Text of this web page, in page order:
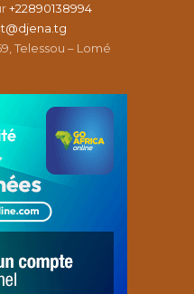
+22890138994
Telessou – Lomé